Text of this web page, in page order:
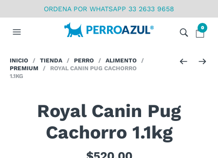
ORDENA POR WHATSAPP 33 2633 9658
0
INICIO / TIENDA / PERRO / ALIMENTO /
PREMIUM / ROYAL CANIN PUG CACHORRO
1.1KG
Royal Canin Pug
Cachorro 1.1kg